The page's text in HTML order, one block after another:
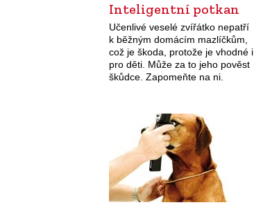
Inteligentní potkan
Učenlivé veselé zvířátko nepatří
k běžným domácím mazlíčkům,
což je škoda, protože je vhodné i
pro děti. Může za to jeho pověst
škůdce. Zapomeňte na ni.